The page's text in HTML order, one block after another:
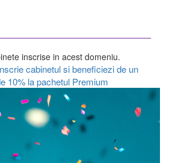
inscrise in acest domeniu.
cabinetul si beneficiezi de un
10% la pachetul Premium